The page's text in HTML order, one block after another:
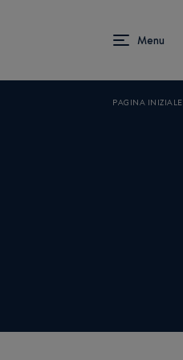
PAGINA INIZIALE